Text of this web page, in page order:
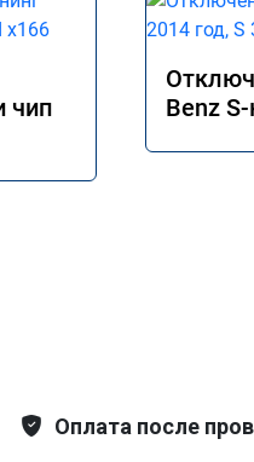
чип
Benz
Оплата после